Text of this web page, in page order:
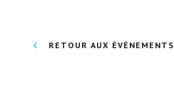
RETOUR AUX ÉVÉNEMENTS